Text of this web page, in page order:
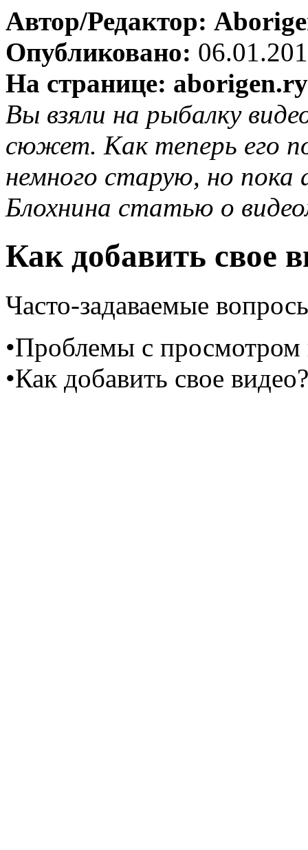
Автор/Редактор:
Опубликовано:
На странице:
Вы взяли на рыбалку
сюжет. Как теперь его
немного старую, но пока
Блохнина статью о
Как добавить свое
Часто-задаваемые
•Проблемы с просмотром
•Как добавить свое видео?